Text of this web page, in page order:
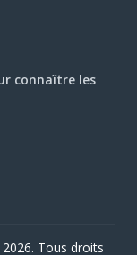
connaître les
Tous droits